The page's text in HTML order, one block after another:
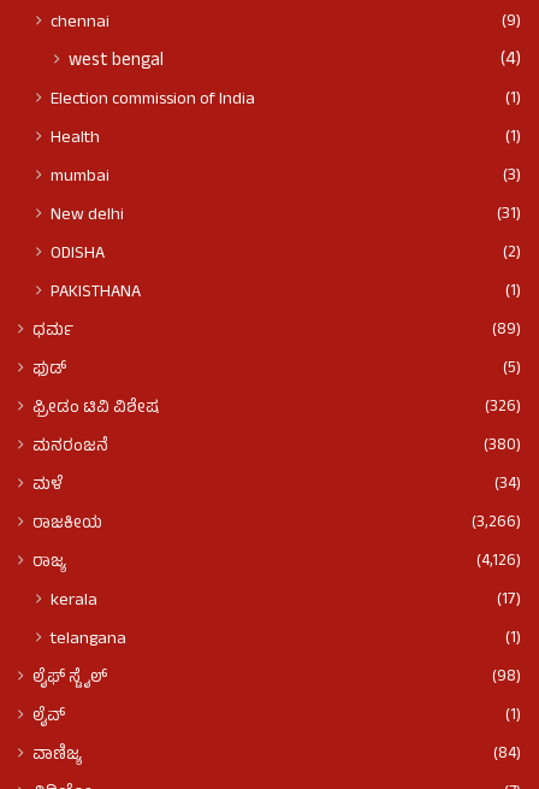
chennai
(9)
west bengal (4)
Election commission of India
(1)
Health
(1)
mumbai
(3)
New delhi
(31)
ODISHA
(2)
PAKISTHANA
(1)
ಧರ್ಮ
(89)
ಫುಡ್​​
(5)
ಫ್ರೀಡಂ ಟಿವಿ ವಿಶೇಷ
(326)
ಮನರಂಜನೆ
(380)
ಮಳೆ
(34)
ರಾಜಕೀಯ
(3,266)
ರಾಜ್ಯ
(4,126)
kerala
(17)
telangana
(1)
ಲೈಫ್ ಸ್ಟೈಲ್
(98)
ಲೈವ್
(1)
ವಾಣಿಜ್ಯ
(84)